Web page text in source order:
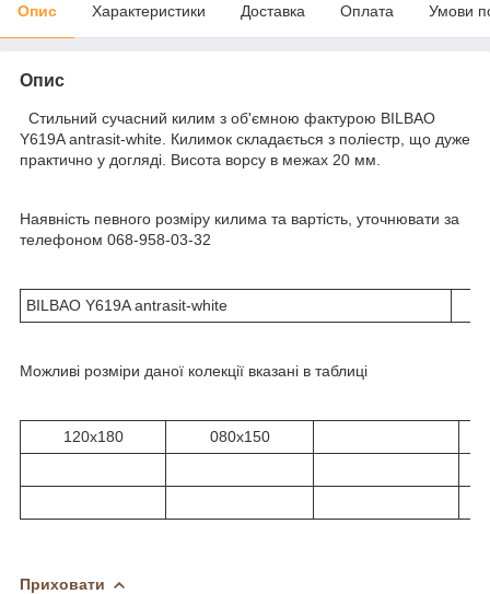
Опис Характеристики Доставка Оплата Умови
Опис
Стильний сучасний килим з об'ємною фактурою BILBAO
Y619A antrasit-white. Килимок складається з поліестр, що дуже
практично у догляді. Висота ворсу в межах 20 мм.
Наявність певного розміру килима та вартість, уточнювати за
телефоном 068-958-03-32
BILBAO Y619A antrasit-white
Можливі розміри даної колекції вказані в таблиці
120x180 080х150
Приховати